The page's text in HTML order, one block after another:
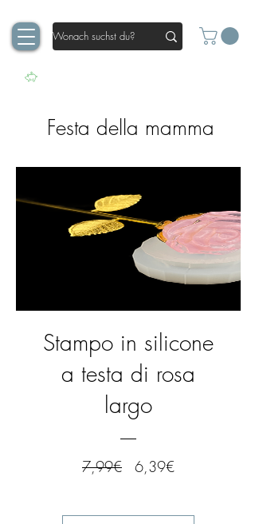
Festa della mamma
Stampo in silicone
a testa di rosa
largo
7,99€
Prezzo
6,39€Prezzo